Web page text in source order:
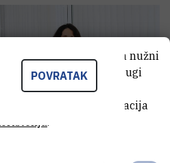
POVRATAK
Neki od tih kolačića nužni
stranice, dok se drugi
stranice radi
Za više informacija